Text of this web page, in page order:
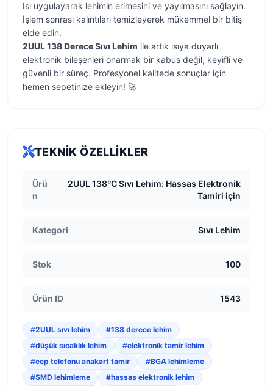
Isı uygulayarak lehimin erimesini ve yayılmasını sağlayın.
İşlem sonrası kalıntıları temizleyerek mükemmel bir bitiş
elde edin.
2UUL 138 Derece Sıvı Lehim ile artık ısıya duyarlı
elektronik bileşenleri onarmak bir kabus değil, keyifli ve
güvenli bir süreç. Profesyonel kalitede sonuçlar için
hemen sepetinize ekleyin! 🚀
TEKNIK ÖZELLIKLER
Ürü
n
2UUL 138°C Sıvı Lehim: Hassas Elektronik
Tamiri için
Kategori Sıvı Lehim
Stok 100
Ürün ID 1543
#2UUL sıvı lehim
#138 derece lehim
#düşük sıcaklık lehim
#elektronik tamir lehim
#cep telefonu anakart tamir
#BGA lehimleme
#SMD lehimleme
#hassas elektronik lehim